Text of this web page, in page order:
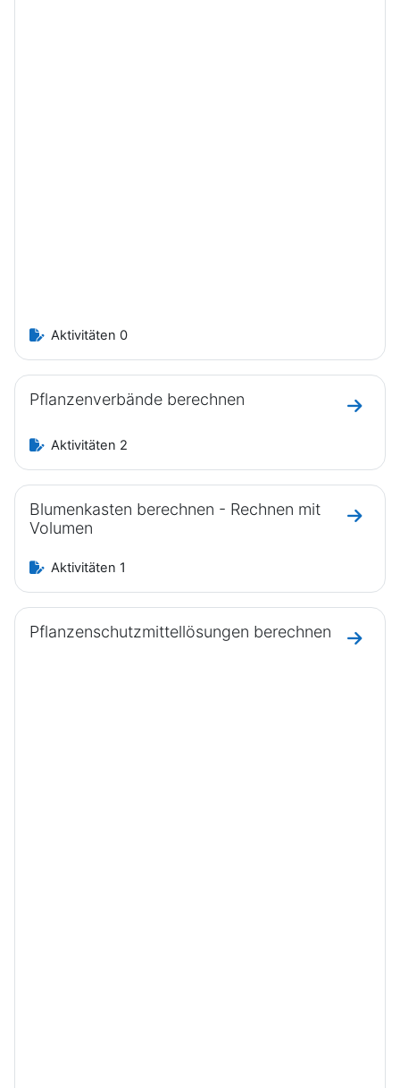
Aktivitäten 0
Pflanzenverbände berechnen
Zum
Aktivitäten 2
Blumenkasten berechnen - Rechnen mit
Volumen
Zum
Aktivitäten 1
Pflanzenschutzmittellösungen berechnen
Zum